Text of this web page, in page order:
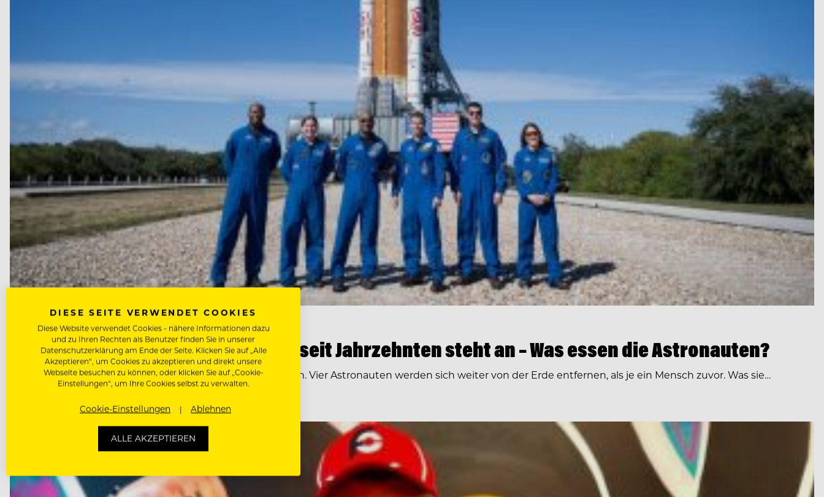
FOOD-KNOW-HOW
Die erste bemannte Mondmission seit Jahrzehnten steht an – Was essen die Astronauten?
2026 könnte ein historisches Jahr für die Raumfahrt werden. Vier Astronauten werden sich weiter von der Erde entfernen, als je ein Mensch zuvor. Was sie…
DIESE SEITE VERWENDET COOKIES
Diese Website verwendet Cookies - nähere Informationen dazu
und zu Ihren Rechten als Benutzer finden Sie in unserer
Datenschutzerklärung am Ende der Seite. Klicken Sie auf „Alle
Akzeptieren“, um Cookies zu akzeptieren und direkt unsere
Webseite besuchen zu können, oder klicken Sie auf „Cookie-
Einstellungen“, um Ihre Cookies selbst zu verwalten.
Cookie-Einstellungen Ablehnen
ALLE AKZEPTIEREN